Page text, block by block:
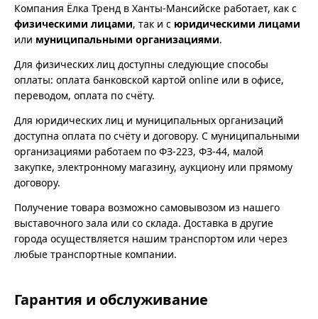
Компания Ёлка Тренд в Ханты-Мансийске работает, как с
физическими лицами, так и с юридическими лицами
или муниципальными организациями.
Для физических лиц доступны следующие способы
оплаты: оплата банковской картой online или в офисе,
переводом, оплата по счёту.
Для юридических лиц и муниципальных организаций
доступна оплата по счёту и договору. С муниципальными
организациями работаем по ФЗ-223, ФЗ-44, малой
закупке, электронному магазину, аукциону или прямому
договору.
Получение товара возможно самовывозом из нашего
выставочного зала или со склада. Доставка в другие
города осуществляется нашим транспортом или через
любые транспортные компании.
Гарантия и обслуживание